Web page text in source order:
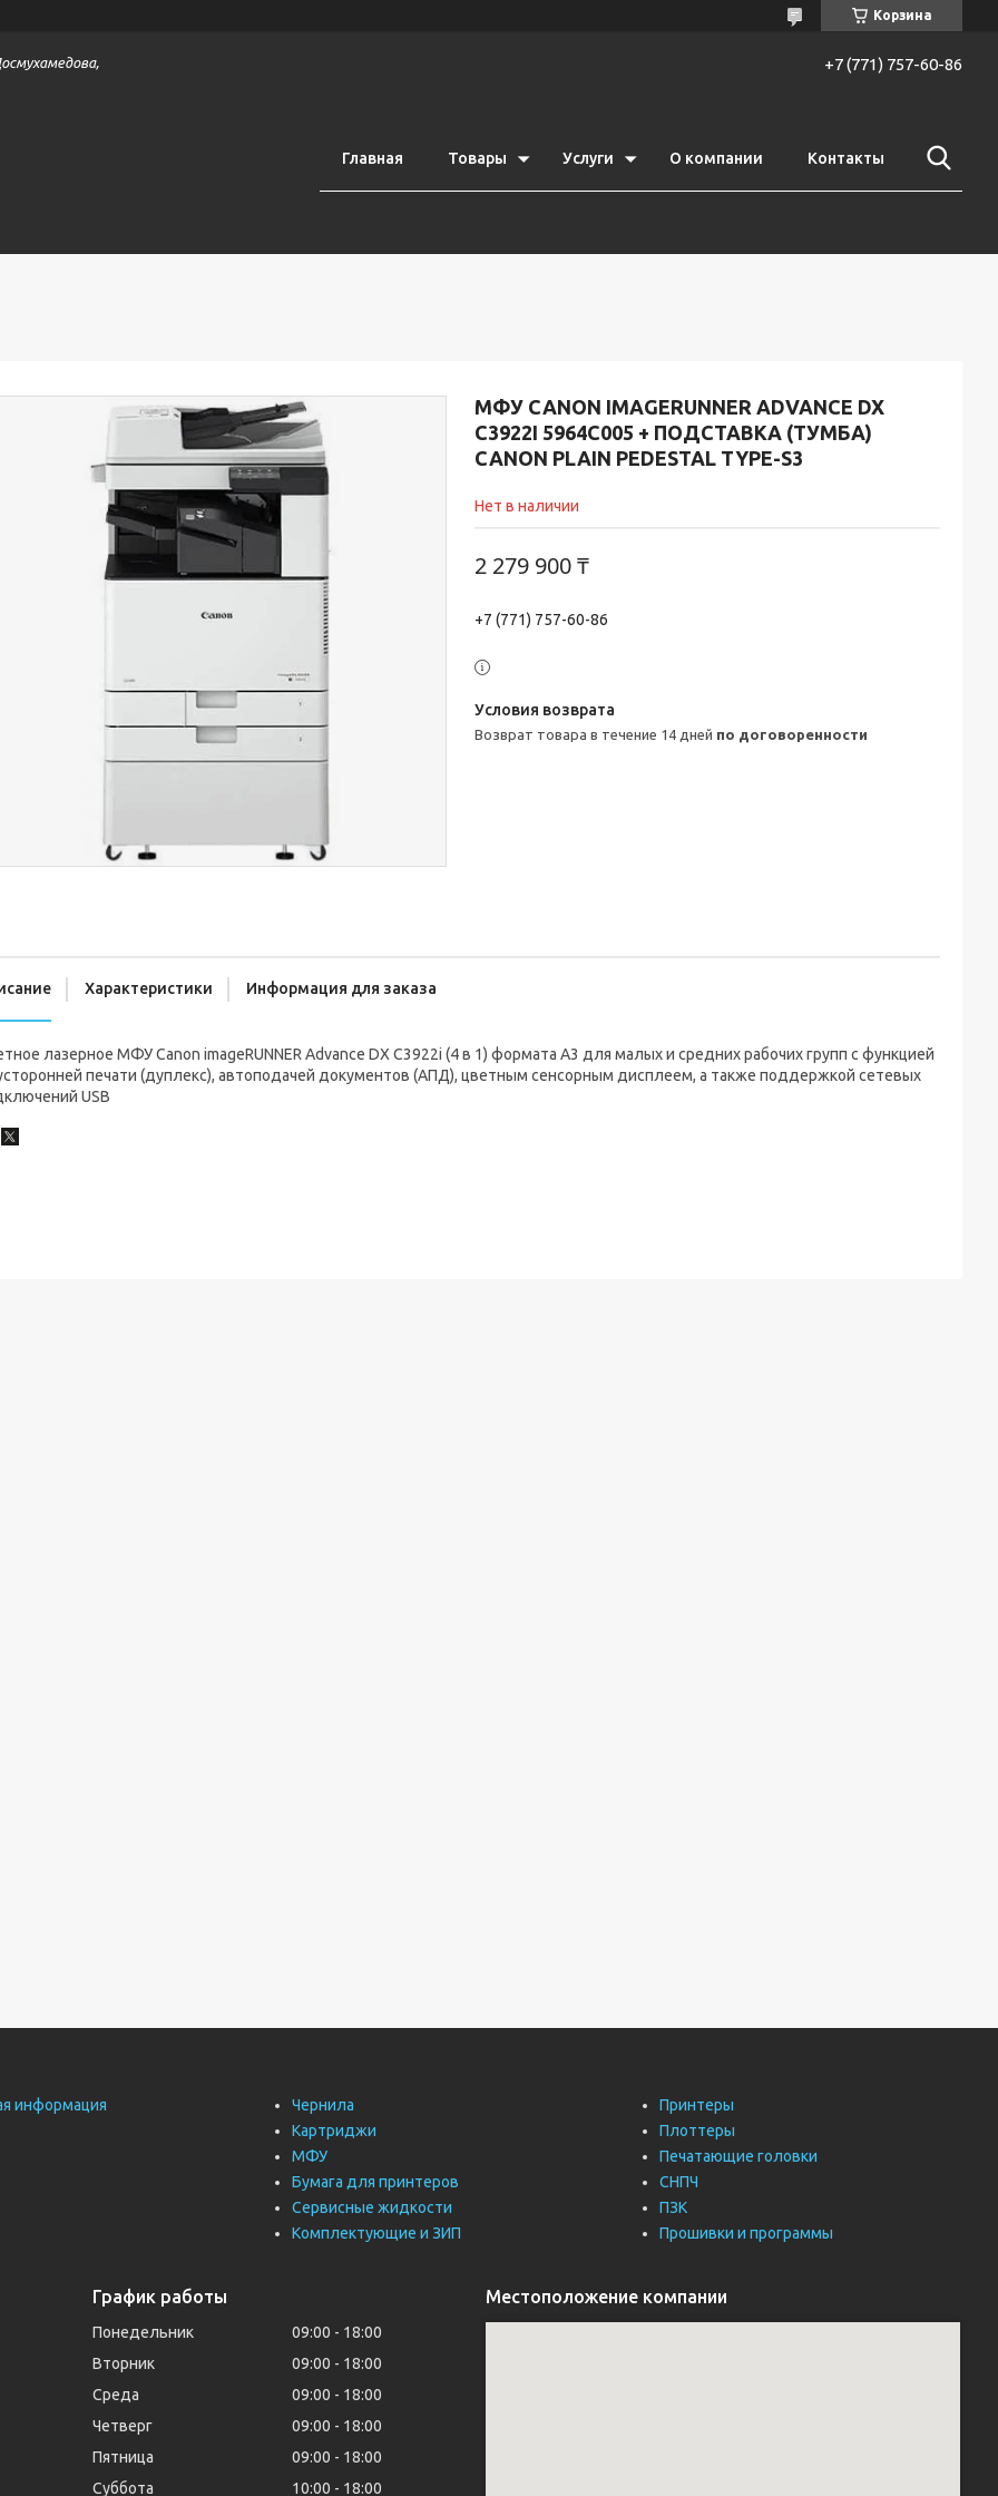
Корзина
+7 (771) 757-60-86
Главная Товары Услуги О компании Контакты
МФУ CANON IMAGERUNNER ADVANCE DX
C3922I 5964C005 + ПОДСТАВКА (ТУМБА)
CANON PLAIN PEDESTAL TYPE-S3
Нет в наличии
2 279 900 ₸
+7 (771) 757-60-86
возврат товара в течение 14 дней по договоренности
Характеристики Информация для заказа
лазерное МФУ Canon imageRUNNER Advance DX C3922i (4 в 1) формата А3 для малых и средних рабочих групп с функцией
печати (дуплекс), автоподачей документов (АПД), цветным сенсорным дисплеем, а также поддержкой сетевых
USB
информация
Чернила
Картриджи
МФУ
Бумага для принтеров
Сервисные жидкости
Комплектующие и ЗИП
Принтеры
Плоттеры
Печатающие головки
СНПЧ
ПЗК
Прошивки и программы
График работы
Понедельник 09:00
18:00
Вторник
09:00
18:00
Среда
09:00
18:00
Четверг
09:00
18:00
Пятница
09:00
18:00
Суббота
10:00 18:00
Местоположение компании